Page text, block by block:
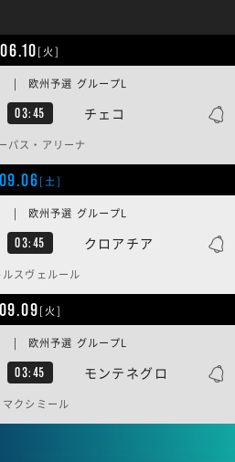
06.10[火]
03:45 チェコ
| 欧州予選 グループL
パス・アリーナ
09.06[土]
03:45 クロアチア
| 欧州予選 グループL
ルスヴェルール
09.09[火]
03:45 モンテネグロ
| 欧州予選 グループL
マクシミール